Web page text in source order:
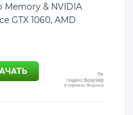
Memory & NVIDIA
GTX 1060, AMD